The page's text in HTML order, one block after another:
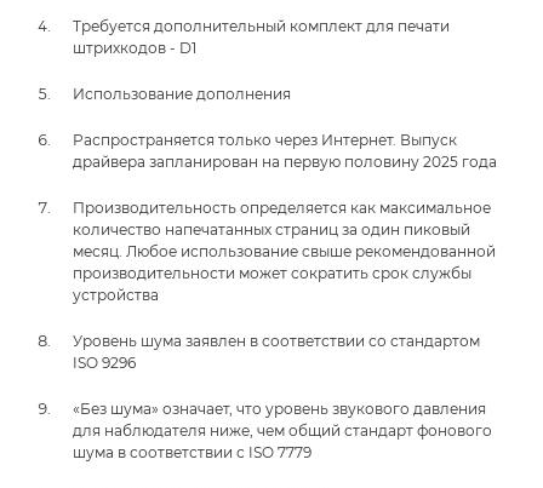
Требуется дополнительный комплект для печати
штрихкодов - D1
Использование дополнения
Распространяется только через Интернет. Выпуск
драйвера запланирован на первую половину 2025 года
Производительность определяется как максимальное
количество напечатанных страниц за один пиковый
месяц. Любое использование свыше рекомендованной
производительности может сократить срок службы
устройства
Уровень шума заявлен в соответствии со стандартом
ISO 9296
«Без шума» означает, что уровень звукового давления
для наблюдателя ниже, чем общий стандарт фонового
шума в соответствии с ISO 7779